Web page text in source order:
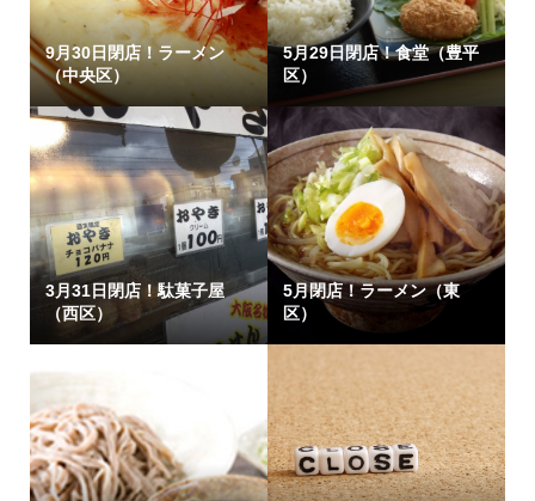
9月30日閉店！ラーメン
（中央区）
5月29日閉店！食堂（豊平
区）
3月31日閉店！駄菓子屋
（西区）
5月閉店！ラーメン（東
区）